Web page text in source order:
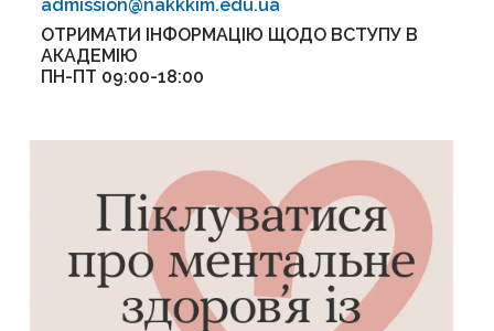
admission@nakkkim.edu.ua
ОТРИМАТИ ІНФОРМАЦІЮ ЩОДО ВСТУПУ В
АКАДЕМІЮ
ПН-ПТ 09:00-18:00